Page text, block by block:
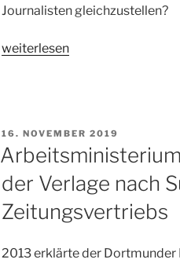
Journalisten gleichzustellen?
„Studie:
weiterlesen
VERÖFFENTLICHT
AM
16. NOVEMBER 2019
der Verlage nach
Zeitungsvertriebs
2013 erklärte der